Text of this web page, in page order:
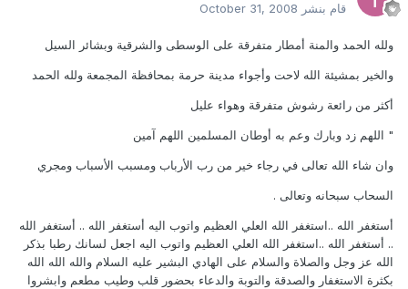
قام بنشر October 31, 2008
ولله الحمد والمنة أمطار متفرقة على الوسطى والشرقية وبشائر السيل
والخير بمشيئة الله لاحت وأجواء مدينة حرمة بمحافظة المجمعة ولله الحمد
أكثر من رائعة رشوش متفرقة وهواء عليل
" اللهم زد وبارك وعم به أوطان المسلمين اللهم آمين
وان شاء الله تعالى في رجاء خير من رب الأرباب ومسبب الأسباب ومجري
السحاب سبحانه وتعالى .
أستغفر الله ..استغفر الله العلي العظيم واتوب اليه أستغفر الله .. أستغفر الله
.. أستغفر الله ..استغفر الله العلي العظيم واتوب اليه اجعل لسانك رطبا بذكر
الله عز وجل والصلاة والسلام على الهادي البشير عليه السلام والله الله الله
بكثرة الاستغفار والصدقة والتوبة والدعاء بحضور قلب وطيب مطعم وابشروا